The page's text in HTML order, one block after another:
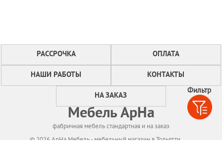
Фильтр
РАССРОЧКА ОПЛАТА
НАШИ РАБОТЫ КОНТАКТЫ
НА ЗАКАЗ
Мебель АрНа
фабричная мебель стандартная и на заказ
© 2026 АрНа Мебель - мебельный магазин в Тольятти